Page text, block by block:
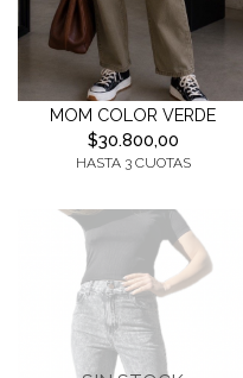
MOM COLOR VERDE
$30.800,00
HASTA 3 CUOTAS